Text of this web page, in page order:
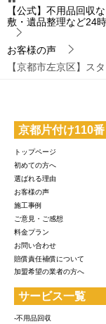
【公式】不用品回収
敷・遺品整理など24
お客様の声
【京都市左京区】ス
京都片付け110番
トップページ
初めての方へ
選ばれる理由
お客様の声
施工事例
ご意見・ご感想
料金プラン
お問い合わせ
賠償責任補償について
加盟希望の業者の方へ
サービス一覧
-不用品回収